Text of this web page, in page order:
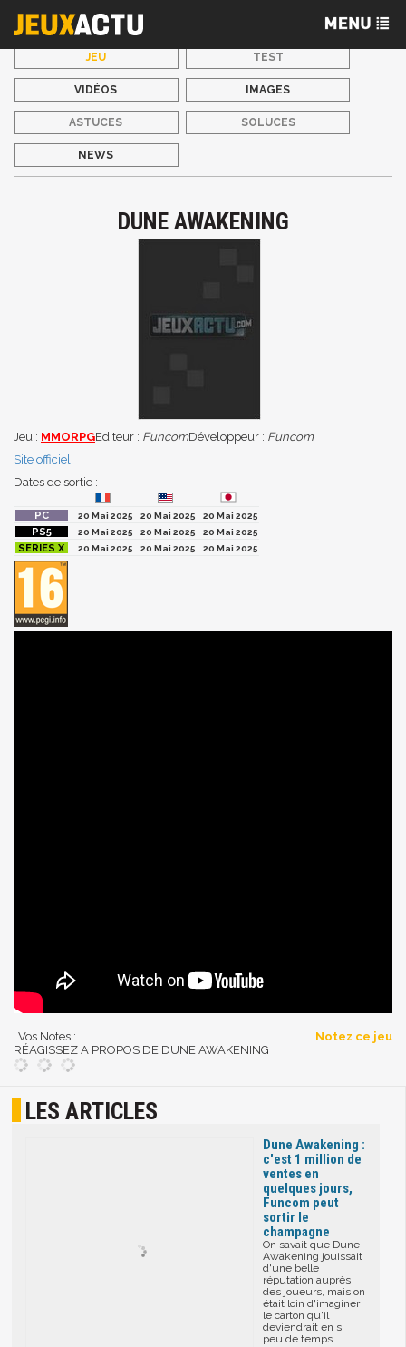
JEU TEST
VIDÉOS IMAGES
ASTUCES SOLUCES
NEWS
DUNE AWAKENING
Jeu : MMORPGEditeur : FuncomDéveloppeur : Funcom
Site officiel
Dates de sortie :
20 Mai 2025 20 Mai 2025
20 Mai 2025
20 Mai 2025
20 Mai 2025
20 Mai 2025
20 Mai 2025
20 Mai 2025 20 Mai 2025
Vos Notes :
Notez ce jeu
RÉAGISSEZ A PROPOS DE DUNE AWAKENING
LES ARTICLES
Dune Awakening :
c'est 1 million de
ventes en
quelques jours,
Funcom peut
sortir le
champagne
On savait que Dune
Awakening jouissait
d'une belle
réputation auprès
des joueurs, mais on
était loin d'imaginer
le carton qu'il
deviendrait en si
peu de temps